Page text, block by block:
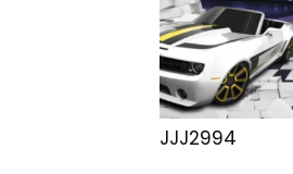
JJJ2994